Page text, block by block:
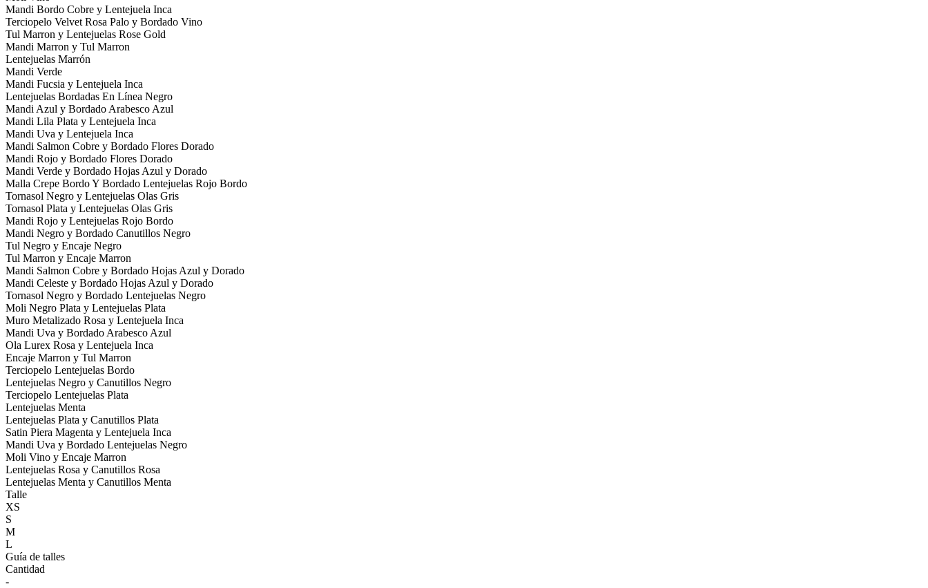
Mandi Bordo Cobre y Lentejuela Inca
Terciopelo Velvet Rosa Palo y Bordado Vino
Tul Marron y Lentejuelas Rose Gold
Mandi Marron y Tul Marron
Lentejuelas Marrón
Mandi Verde
Mandi Fucsia y Lentejuela Inca
Lentejuelas Bordadas En Línea Negro
Mandi Azul y Bordado Arabesco Azul
Mandi Lila Plata y Lentejuela Inca
Mandi Uva y Lentejuela Inca
Mandi Salmon Cobre y Bordado Flores Dorado
Mandi Rojo y Bordado Flores Dorado
Mandi Verde y Bordado Hojas Azul y Dorado
Malla Crepe Bordo Y Bordado Lentejuelas Rojo Bordo
Tornasol Negro y Lentejuelas Olas Gris
Tornasol Plata y Lentejuelas Olas Gris
Mandi Rojo y Lentejuelas Rojo Bordo
Mandi Negro y Bordado Canutillos Negro
Tul Negro y Encaje Negro
Tul Marron y Encaje Marron
Mandi Salmon Cobre y Bordado Hojas Azul y Dorado
Mandi Celeste y Bordado Hojas Azul y Dorado
Tornasol Negro y Bordado Lentejuelas Negro
Moli Negro Plata y Lentejuelas Plata
Muro Metalizado Rosa y Lentejuela Inca
Mandi Uva y Bordado Arabesco Azul
Ola Lurex Rosa y Lentejuela Inca
Encaje Marron y Tul Marron
Terciopelo Lentejuelas Bordo
Lentejuelas Negro y Canutillos Negro
Terciopelo Lentejuelas Plata
Lentejuelas Menta
Lentejuelas Plata y Canutillos Plata
Satin Piera Magenta y Lentejuela Inca
Mandi Uva y Bordado Lentejuelas Negro
Moli Vino y Encaje Marron
Lentejuelas Rosa y Canutillos Rosa
Lentejuelas Menta y Canutillos Menta
Talle
XS
S
M
L
Guía de talles
Cantidad
-